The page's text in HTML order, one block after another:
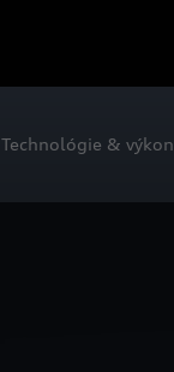
Technológie & výkon